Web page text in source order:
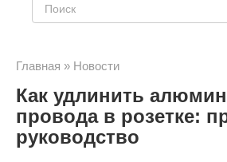
Главная » Новости
Как удлинить
провода в розетке:
руководство